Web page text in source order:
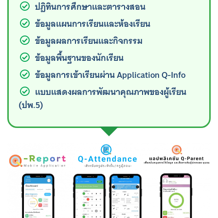
ปฏิทินการศึกษาและตารางสอน
ข้อมูลแผนการเรียนและห้องเรียน
ข้อมูลผลการเรียนและกิจกรรม
ข้อมูลพื้นฐานของนักเรียน
ข้อมูลการเข้าเรียนผ่าน Application Q-Info
แบบแสดงผลการพัฒนาคุณภาพของผู้เรียน
(ปพ.5)